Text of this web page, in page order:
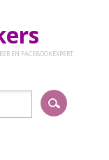
EN FACEBOOKEXPERT